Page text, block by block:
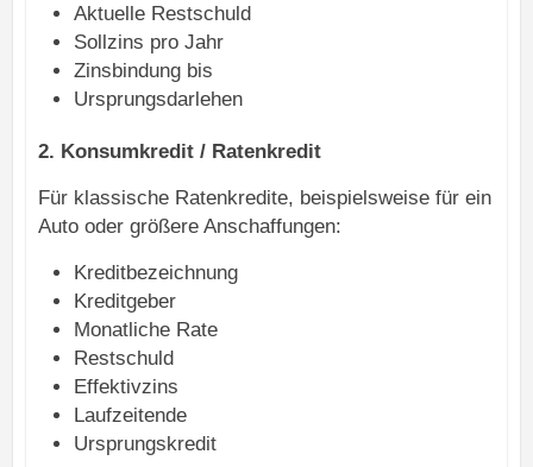
Aktuelle Restschuld
Sollzins pro Jahr
Zinsbindung bis
Ursprungsdarlehen
2. Konsumkredit / Ratenkredit
Für klassische Ratenkredite, beispielsweise für ein
Auto oder größere Anschaffungen:
Kreditbezeichnung
Kreditgeber
Monatliche Rate
Restschuld
Effektivzins
Laufzeitende
Ursprungskredit